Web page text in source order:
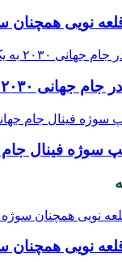
نویی
۲۰۳۰ به یک شرط
سوژه فینال
نویی